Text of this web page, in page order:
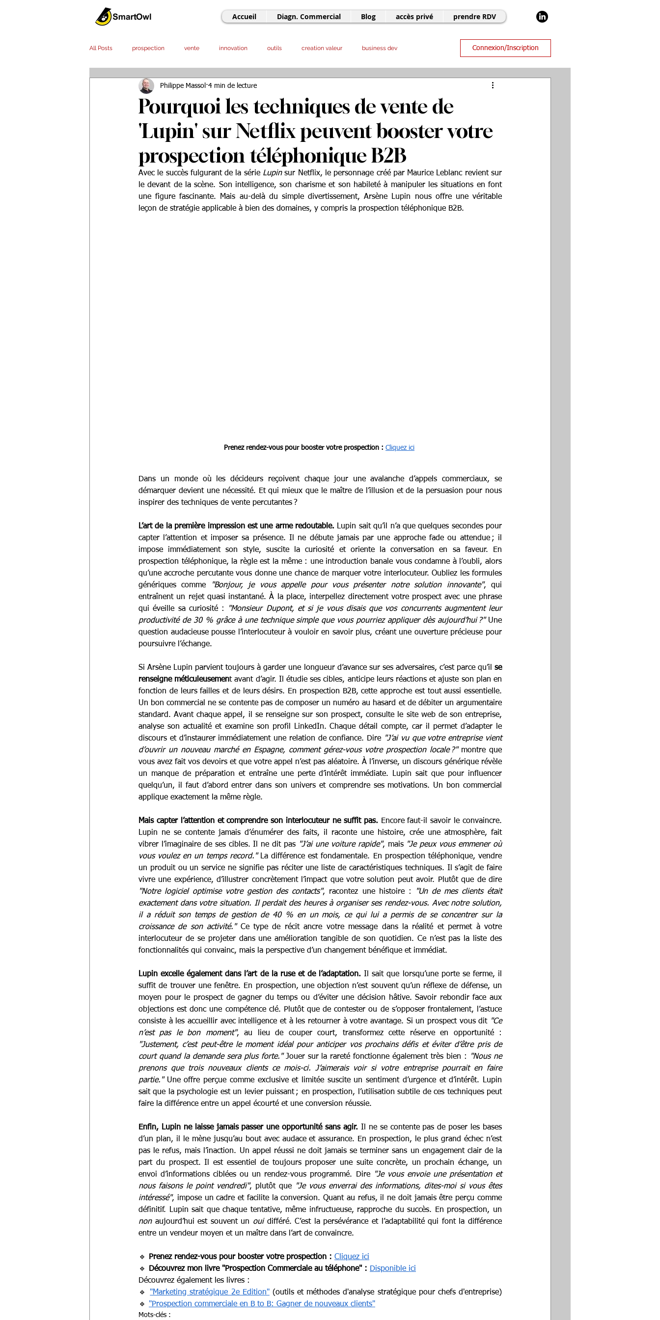
Accueil Diagn. Commercial Blog accès privé prendre RDV
All Posts prospection vente innovation outils creation valeur business dev
service client outsourcing
Connexion/Inscription
Pourquoi les techniques de vente de
'Lupin' sur Netflix peuvent booster votre
prospection téléphonique B2B
Philippe Massol 4 min de lecture
Avec le succès fulgurant de la série Lupin sur Netflix, le personnage créé par Maurice Leblanc revient sur
le devant de la scène. Son intelligence, son charisme et son habileté à manipuler les situations en font
une figure fascinante. Mais au-delà du simple divertissement, Arsène Lupin nous offre une véritable
leçon de stratégie applicable à bien des domaines, y compris la prospection téléphonique B2B.
Prenez rendez-vous pour booster votre prospection : Cliquez ici
Dans un monde où les décideurs reçoivent chaque jour une avalanche d’appels commerciaux, se
démarquer devient une nécessité. Et qui mieux que le maître de l’illusion et de la persuasion pour nous
inspirer des techniques de vente percutantes ?
L’art de la première impression est une arme redoutable. Lupin sait qu’il n’a que quelques secondes pour
capter l’attention et imposer sa présence. Il ne débute jamais par une approche fade ou attendue ; il
impose immédiatement son style, suscite la curiosité et oriente la conversation en sa faveur. En
prospection téléphonique, la règle est la même : une introduction banale vous condamne à l’oubli, alors
qu’une accroche percutante vous donne une chance de marquer votre interlocuteur. Oubliez les formules
génériques comme
"Bonjour, je vous appelle pour vous présenter notre solution innovante", qui
entraînent un rejet quasi instantané. À la place, interpellez directement votre prospect avec une phrase
qui éveille sa curiosité :
"Monsieur Dupont, et si je vous disais que vos concurrents augmentent leur
productivité de 30 % grâce à une technique simple que vous pourriez appliquer dès aujourd’hui ?" Une
question audacieuse pousse l’interlocuteur à vouloir en savoir plus, créant une ouverture précieuse pour
poursuivre l’échange.
Si Arsène Lupin parvient toujours à garder une longueur d’avance sur ses adversaires, c’est parce qu’il se
renseigne méticuleusement avant d’agir. Il étudie ses cibles, anticipe leurs réactions et ajuste son plan en
fonction de leurs failles et de leurs désirs. En prospection B2B, cette approche est tout aussi essentielle.
Un bon commercial ne se contente pas de composer un numéro au hasard et de débiter un argumentaire
standard. Avant chaque appel, il se renseigne sur son prospect, consulte le site web de son entreprise,
analyse son actualité et examine son profil LinkedIn. Chaque détail compte, car il permet d’adapter le
discours et d’instaurer immédiatement une relation de confiance. Dire "J’ai vu que votre entreprise vient
d’ouvrir un nouveau marché en Espagne, comment gérez-vous votre prospection locale ?" montre que
vous avez fait vos devoirs et que votre appel n’est pas aléatoire. À l’inverse, un discours générique révèle
un manque de préparation et entraîne une perte d’intérêt immédiate. Lupin sait que pour influencer
quelqu’un, il faut d’abord entrer dans son univers et comprendre ses motivations. Un bon commercial
applique exactement la même règle.
Mais capter l’attention et comprendre son interlocuteur ne suffit pas. Encore faut-il savoir le convaincre.
Lupin ne se contente jamais d’énumérer des faits, il raconte une histoire, crée une atmosphère, fait
vibrer l’imaginaire de ses cibles. Il ne dit pas "J’ai une voiture rapide", mais "Je peux vous emmener où
vous voulez en un temps record." La différence est fondamentale. En prospection téléphonique, vendre
un produit ou un service ne signifie pas réciter une liste de caractéristiques techniques. Il s’agit de faire
"Notre logiciel optimise votre gestion des contacts", racontez une histoire :
"Un de mes clients était
exactement dans votre situation. Il perdait des heures à organiser ses rendez-vous. Avec notre solution,
il a réduit son temps de gestion de 40 % en un mois, ce qui lui a permis de se concentrer sur la
croissance de son activité." Ce type de récit ancre votre message dans la réalité et permet à votre
interlocuteur de se projeter dans une amélioration tangible de son quotidien. Ce n’est pas la liste des
fonctionnalités qui convainc, mais la perspective d’un changement bénéfique et immédiat.
Lupin excelle également dans l’art de la ruse et de l’adaptation. Il sait que lorsqu’une porte se ferme, il
suffit de trouver une fenêtre. En prospection, une objection n’est souvent qu’un réflexe de défense, un
moyen pour le prospect de gagner du temps ou d’éviter une décision hâtive. Savoir rebondir face aux
objections est donc une compétence clé. Plutôt que de contester ou de s’opposer frontalement, l’astuce
consiste à les accueillir avec intelligence et à les retourner à votre avantage. Si un prospect vous dit "Ce
n’est pas le bon moment"
"Justement, c’est peut-être le moment idéal pour anticiper vos prochains défis et éviter d’être pris de
court quand la demande sera plus forte." Jouer sur la rareté fonctionne également très bien :
"Nous ne
prenons que trois nouveaux clients ce mois-ci. J’aimerais voir si votre entreprise pourrait en faire
partie." Une offre perçue comme exclusive et limitée suscite un sentiment d’urgence et d’intérêt. Lupin
sait que la psychologie est un levier puissant ; en prospection, l’utilisation subtile de ces techniques peut
faire la différence entre un appel écourté et une conversion réussie.
Enfin, Lupin ne laisse jamais passer une opportunité sans agir. Il ne se contente pas de poser les bases
d’un plan, il le mène jusqu’au bout avec audace et assurance. En prospection, le plus grand échec n’est
pas le refus, mais l’inaction. Un appel réussi ne doit jamais se terminer sans un engagement clair de la
part du prospect. Il est essentiel de toujours proposer une suite concrète, un prochain échange, un
envoi d’informations ciblées ou un rendez-vous programmé. Dire
"Je vous envoie une présentation et
nous faisons le point vendredi", plutôt que
"Je vous enverrai des informations, dites-moi si vous êtes
intéressé", impose un cadre et facilite la conversion. Quant au refus, il ne doit jamais être perçu comme
non aujourd’hui est souvent un oui différé. C’est la persévérance et l’adaptabilité qui font la différence
entre un vendeur moyen et un maître dans l’art de convaincre.
🔹 Prenez rendez-vous pour booster votre prospection : Cliquez ici
🔹
Découvrez mon livre "Prospection Commerciale au téléphone" : Disponible ici
Découvrez également les livres :
🔹 "Marketing stratégique 2e Edition" (outils et méthodes d'analyse stratégique pour chefs d'entreprise)
🔹 "Prospection commerciale en B to B: Gagner de nouveaux clients"
Mots-clés :